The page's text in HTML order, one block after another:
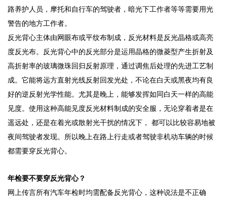
路养护人员，摩托和自行车的驾驶者，暗光下工作者等等需要用光
警告的地方工作者。
反光背心主体由网眼布或平纹布制成，反光材料是反光晶格或高亮
度反光布。反光背心中的反光部分是运用晶格的微菱型产生折射及
高折射率的玻璃微珠回归反射原理，通过调焦后处理的先进工艺制
成。它能将远方直射光线反射回发光处，不论在白天或黑夜均有良
好的逆反射光学性能。尤其是晚上，能够发挥如同白天一样的高能
见度。使用这种高能见度反光材料制成的安全服，无论穿着者是在
遥远处，还是在着光或散射光干扰的情况下， 都可以比较容易地被
夜间驾驶者发现。所以晚上在路上行走或者驾驶非机动车辆的时候
都需要穿反光背心。
年检要不要穿反光背心？
网上传言所有汽车年检时均需配备反光背心，这种说法是不正确